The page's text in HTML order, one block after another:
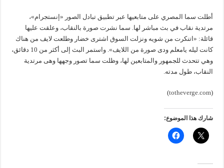
أطلت سما المصري على متابعيها عبر تطبيق تبادل الصور «إنستجرام»،
مرتدية نقاب في بث مباشر لها. سما نشرت صورة بالنقاب، وعلقت عليها
قائلة: «اتنكرت من شويه ونزلت السوق اشترى خضار وطلعت لايف من هناك
كانت ليله يامعلم ودى صورة من اللايف». واستمر البث إلى أكثر من 10 دقائق،
وهي تتحدث للجمهور والمتابعين لها، وظلت سما تصور وجهها وهى مرتدية
النقاب، طول مدته.
(
totheverge.com
)
شارك هذا الموضوع: